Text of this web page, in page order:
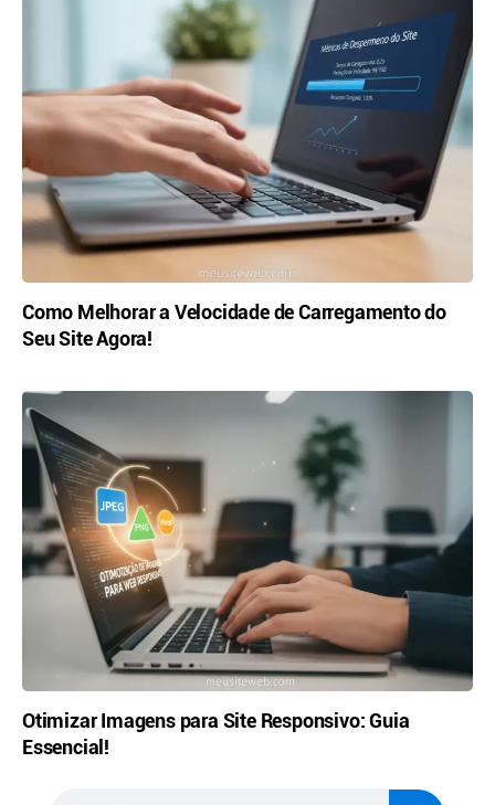
Como Melhorar a Velocidade de Carregamento do
Seu Site Agora!
Otimizar Imagens para Site Responsivo: Guia
Essencial!